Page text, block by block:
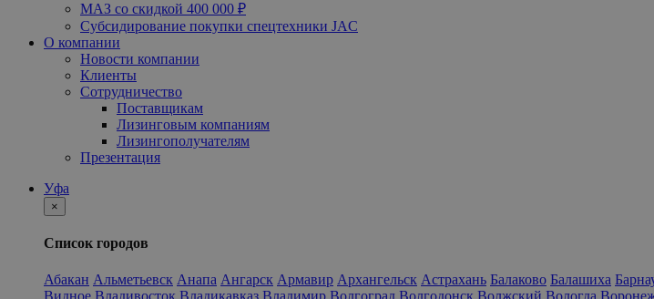
МАЗ со скидкой 400 000 ₽
Субсидирование покупки спецтехники JAC
О компании
Новости компании
Клиенты
Сотрудничество
Поставщикам
Лизинговым компаниям
Лизингополучателям
Презентация
Уфа
×
Список городов
Абакан Альметьевск Анапа Ангарск Армавир Архангельск Астрахань Балаково Балашиха
Видное Владивосток Владикавказ Владимир Волгоград Волгодонск Волжский Вологда